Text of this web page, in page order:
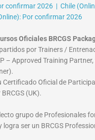
confirmar 2026 | Chile
Por confirmar 2026
Oficiales BRCGS
por Trainers /
– Approved Training
Certificado Oficial de
(UK).
grupo de Profesionales
logra ser un BRCGS